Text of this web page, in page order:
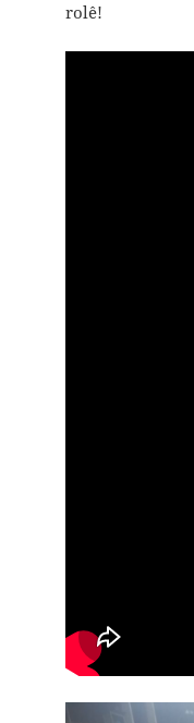
rolê!